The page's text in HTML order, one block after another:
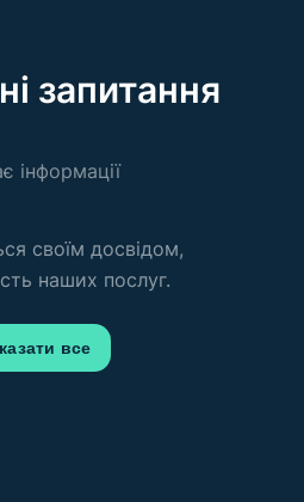
запитання
інформації
своїм досвідом,
наших послуг.
все